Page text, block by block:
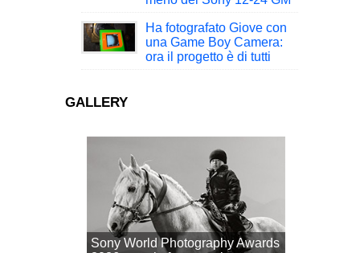
Ha fotografato Giove con
una Game Boy Camera:
ora il progetto è di tutti
GALLERY
Sony World Photography Awards